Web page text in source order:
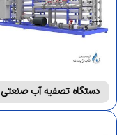
دستگاه تصفیه آب صنعتی